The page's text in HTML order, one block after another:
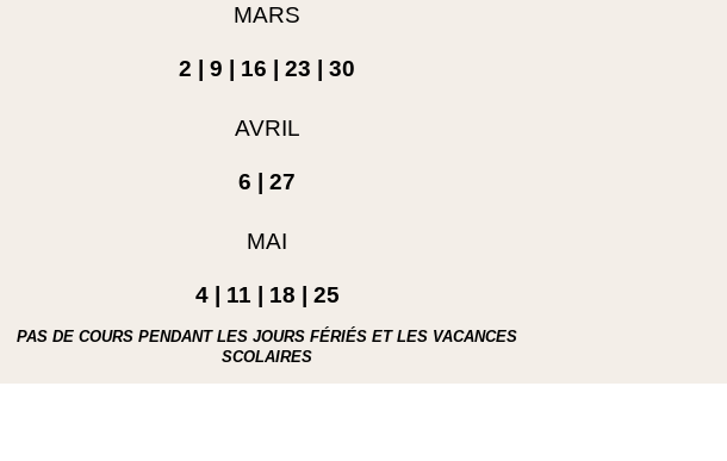
MARS
2 | 9 | 16 | 23 | 30
AVRIL
6 | 27
MAI
4 | 11 | 18 | 25
PAS DE COURS PENDANT LES JOURS FÉRIÉS ET LES VACANCES
SCOLAIRES